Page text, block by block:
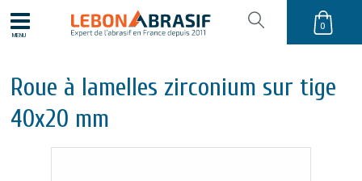
MENU
0
Roue à lamelles zirconium sur tige
40x20 mm